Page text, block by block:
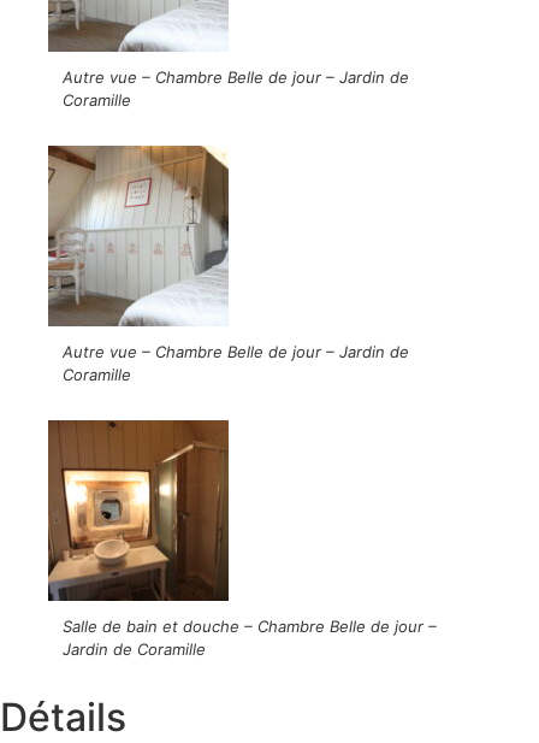
Autre vue – Chambre Belle de jour – Jardin de
Coramille
Autre vue – Chambre Belle de jour – Jardin de
Coramille
Salle de bain et douche – Chambre Belle de jour –
Jardin de Coramille
Détails